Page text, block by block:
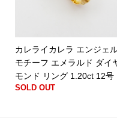
カレライカレラ エンジェ
モチーフ エメラルド ダイ
モンド リング 1.20ct 12号
SOLD OUT